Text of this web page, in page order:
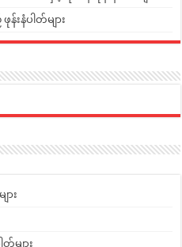
နံပါတ်များ
း
များ